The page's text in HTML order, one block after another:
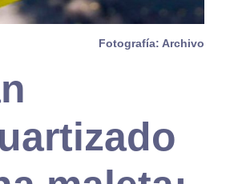
Fotografía: Archivo